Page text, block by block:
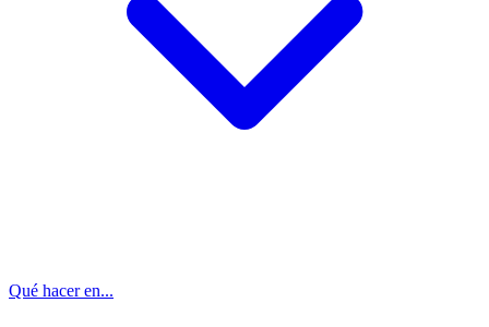
Qué hacer en...